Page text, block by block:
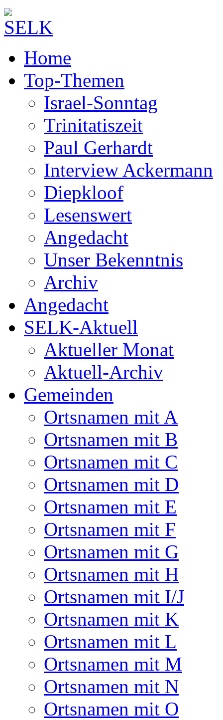
Home
Top-Themen
Israel-Sonntag
Trinitatiszeit
Paul Gerhardt
Interview Ackermann
Diepkloof
Lesenswert
Angedacht
Unser Bekenntnis
Archiv
Angedacht
SELK-Aktuell
Aktueller Monat
Aktuell-Archiv
Gemeinden
Ortsnamen mit A
Ortsnamen mit B
Ortsnamen mit C
Ortsnamen mit D
Ortsnamen mit E
Ortsnamen mit F
Ortsnamen mit G
Ortsnamen mit H
Ortsnamen mit I/J
Ortsnamen mit K
Ortsnamen mit L
Ortsnamen mit M
Ortsnamen mit N
Ortsnamen mit O